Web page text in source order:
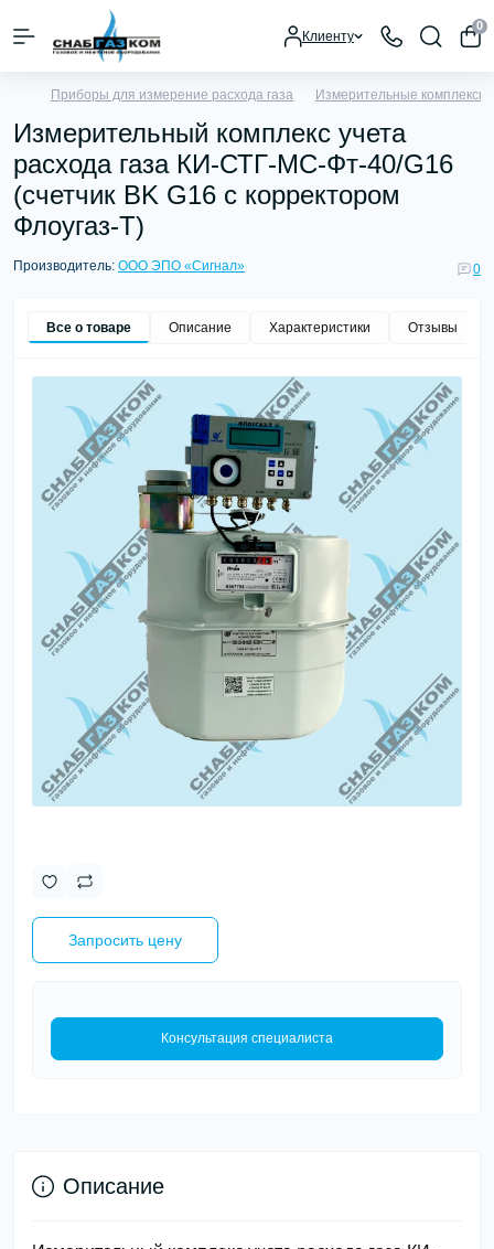
Клиенту
0
Приборы для измерение расхода газа Измерительные комплексы
Измерительный комплекс учета
расхода газа КИ-СТГ-МС-Фт-40/G16
(счетчик BK G16 с корректором
Флоугаз-Т)
Производитель: ООО ЭПО «Сигнал» 0
Все о товаре Описание Характеристики Отзывы
Запросить цену
Консультация специалиста
Описание